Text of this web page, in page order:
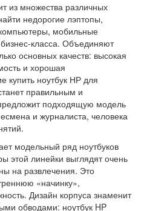
из множества различных
недорогие лэптопы,
мобильные
класса. Объединяют
основных качеств: высокая
и хорошая
купить ноутбук НР для
правильным и
подходящую модель
и журналиста, человека
модельный ряд ноутбуков
этой линейки выглядят очень
на развлечения. Это
«начинку»,
Дизайн корпуса знаменит
обводами: ноутбук HP